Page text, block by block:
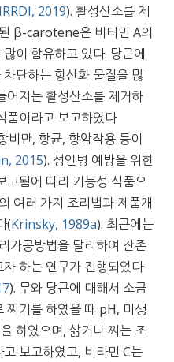
2019). 활성산소를 제
β-carotene은 비타민 A의
이 함유하고 있다. 당근에
단하는 항산화 물질을 많
어지는 활성산소를 제거하
품이라고 보고하였다
비만, 항균, 항암작용 등이
2015). 성인병 예방을 위한
고됨에 따라 기능성 식품으
여러 가지 조리법과 제품개
(Krinsky, 1989a). 최근에는
가공방법을 달리하여 잔존
하는 연구가 진행되었다
). 무와 당근에 대해서 소금
찌기를 하였을 때 pH, 미생
하였으며, 삶거나 찌는 조
보고하였고, 비타민 C는